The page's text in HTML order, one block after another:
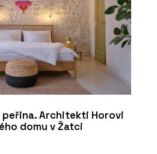
peřina. Architekti Horovi
domu v Žatci